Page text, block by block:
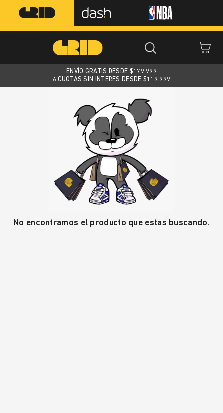
ENVÍO GRATIS DESDE $179.999
6 CUOTAS SIN INTERES DESDE $119.999
No encontramos el producto que estas buscando.